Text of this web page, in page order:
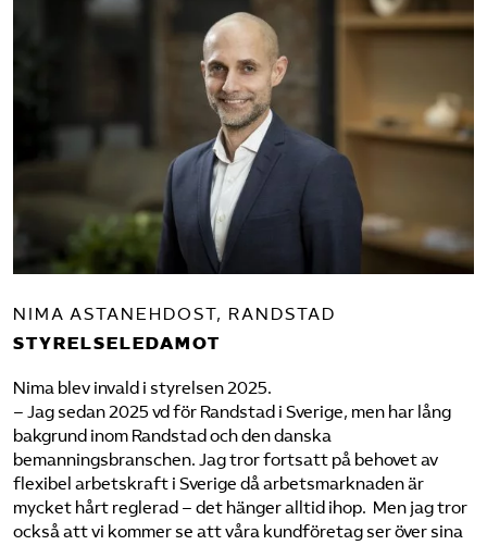
NIMA ASTANEHDOST, RANDSTAD
STYRELSELEDAMOT
Nima blev invald i styrelsen 2025.
– Jag sedan 2025 vd för Randstad i Sverige, men har lång
bakgrund inom Randstad och den danska
bemanningsbranschen. Jag tror fortsatt på behovet av
flexibel arbetskraft i Sverige då arbetsmarknaden är
mycket hårt reglerad – det hänger alltid ihop. Men jag tror
också att vi kommer se att våra kundföretag ser över sina